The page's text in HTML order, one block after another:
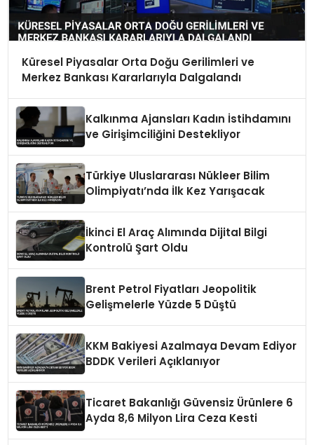
Küresel Piyasalar Orta Doğu Gerilimleri ve
Merkez Bankası Kararlarıyla Dalgalandı
Kalkınma Ajansları Kadın İstihdamını
ve Girişimciliğini Destekliyor
Türkiye Uluslararası Nükleer Bilim
Olimpiyatı’nda İlk Kez Yarışacak
İkinci El Araç Alımında Dijital Bilgi
Kontrolü Şart Oldu
Brent Petrol Fiyatları Jeopolitik
Gelişmelerle Yüzde 5 Düştü
KKM Bakiyesi Azalmaya Devam Ediyor
BDDK Verileri Açıklanıyor
Ticaret Bakanlığı Güvensiz Ürünlere 6
Ayda 8,6 Milyon Lira Ceza Kesti